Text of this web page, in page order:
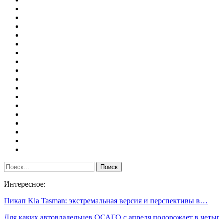
Интересное:
Пикап Kia Tasman: экстремальная версия и перспективы в…
Для каких автовладельцев ОСАГО с апреля подорожает в